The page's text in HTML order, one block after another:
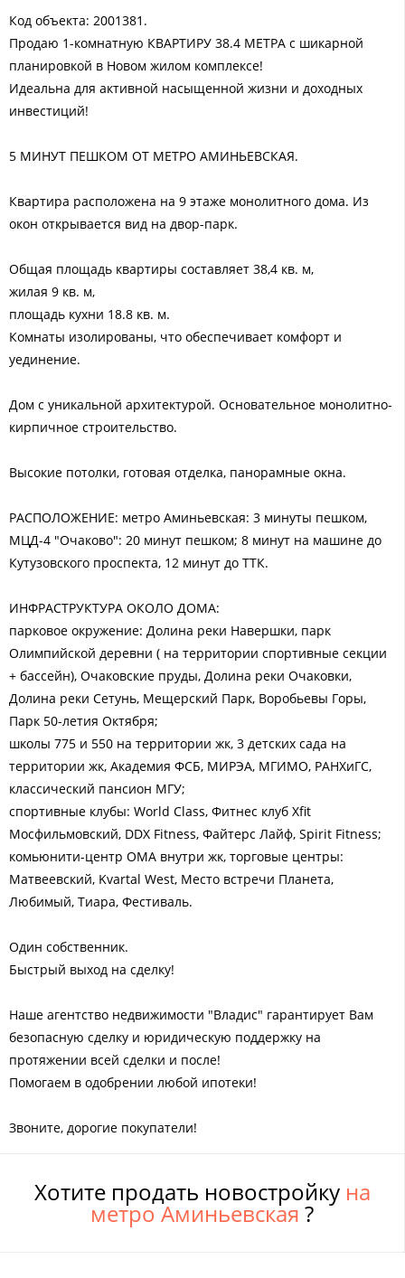
Код объекта: 2001381.
Продаю 1-комнатную КВАРТИРУ 38.4 МЕТРА с шикарной
планировкой в Новом жилом комплексе!
Идеальна для активной насыщенной жизни и доходных
инвестиций!
5 МИНУТ ПЕШКОМ ОТ МЕТРО АМИНЬЕВСКАЯ.
Квартира расположена на 9 этаже монолитного дома. Из
окон открывается вид на двор-парк.
Общая площадь квартиры составляет 38,4 кв. м,
жилая 9 кв. м,
площадь кухни 18.8 кв. м.
Комнаты изолированы, что обеспечивает комфорт и
уединение.
Дом с уникальной архитектурой. Основательное монолитно-
кирпичное строительство.
Высокие потолки, готовая отделка, панорамные окна.
РАСПОЛОЖЕНИЕ: метро Аминьевская: 3 минуты пешком,
МЦД-4 "Очаково": 20 минут пешком; 8 минут на машине до
Кутузовского проспекта, 12 минут до ТТК.
ИНФРАСТРУКТУРА ОКОЛО ДОМА:
парковое окружение: Долина реки Навершки, парк
Олимпийской деревни ( на территории спортивные секции
+ бассейн), Очаковские пруды, Долина реки Очаковки,
Долина реки Сетунь, Мещерский Парк, Воробьевы Горы,
Парк 50-летия Октября;
школы 775 и 550 на территории жк, 3 детских сада на
территории жк, Академия ФСБ, МИРЭА, МГИМО, РАНХиГС,
классический пансион МГУ;
спортивные клубы: World Class, Фитнес клуб Xfit
Мосфильмовский, DDX Fitness, Файтерс Лайф, Spirit Fitness;
комьюнити-центр ОМА внутри жк, торговые центры:
Матвеевский, Kvartal West, Место встречи Планета,
Любимый, Тиара, Фестиваль.
Один собственник.
Быстрый выход на сделку!
Наше агентство недвижимости "Владис" гарантирует Вам
безопасную сделку и юридическую поддержку на
протяжении всей сделки и после!
Помогаем в одобрении любой ипотеки!
Звоните, дорогие покупатели!
Хотите продать новостройку на
метро Аминьевская ?